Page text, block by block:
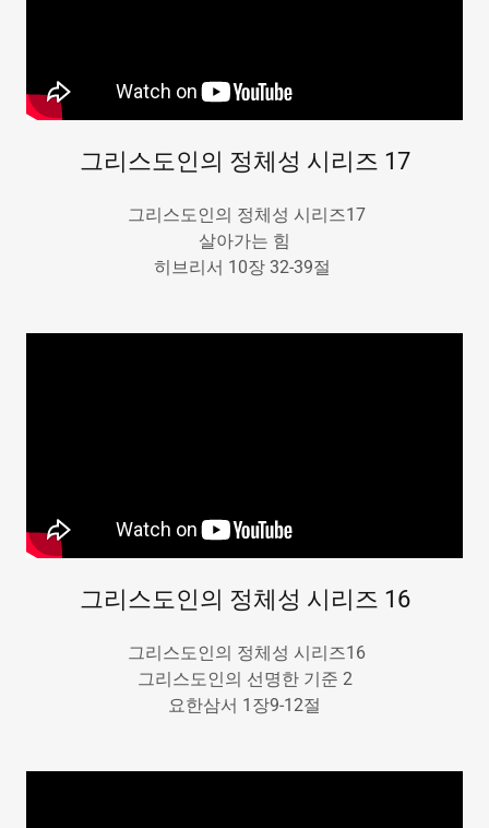
그리스도인의 정체성 시리즈 17
그리스도인의 정체성 시리즈17
살아가는 힘
히브리서 10장 32-39절
그리스도인의 정체성 시리즈 16
그리스도인의 정체성 시리즈16
그리스도인의 선명한 기준 2
요한삼서 1장9-12절